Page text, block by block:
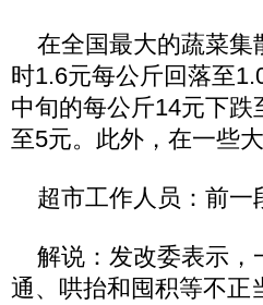
在全国最大的蔬菜集
时1.6元每公斤回落至
中旬的每公斤14元下
至5元。此外，在一些
超市工作人员：前一
解说：发改委表示，
通、哄抬和囤积等不正